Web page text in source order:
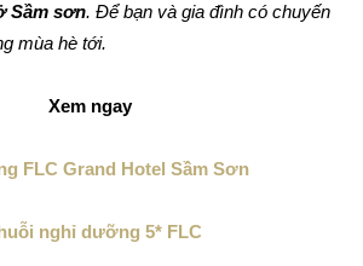
Sầm sơn. Để bạn và gia đình có chuyến
mùa hè tới.
Xem ngay
FLC Grand Hotel Sầm Sơn
nghỉ dưỡng 5* FLC